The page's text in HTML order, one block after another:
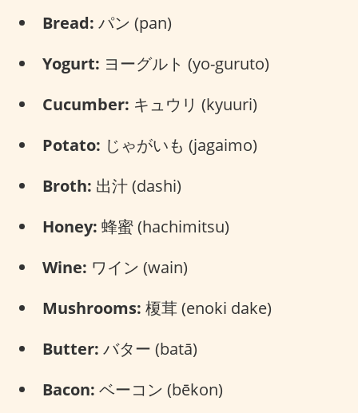
Bread: パン (pan)
Yogurt: ヨーグルト (yo-guruto)
Cucumber: キュウリ (kyuuri)
Potato: じゃがいも (jagaimo)
Broth: 出汁 (dashi)
Honey: 蜂蜜 (hachimitsu)
Wine: ワイン (wain)
Mushrooms: 榎茸 (enoki dake)
Butter: バター (batā)
Bacon: ベーコン (bēkon)